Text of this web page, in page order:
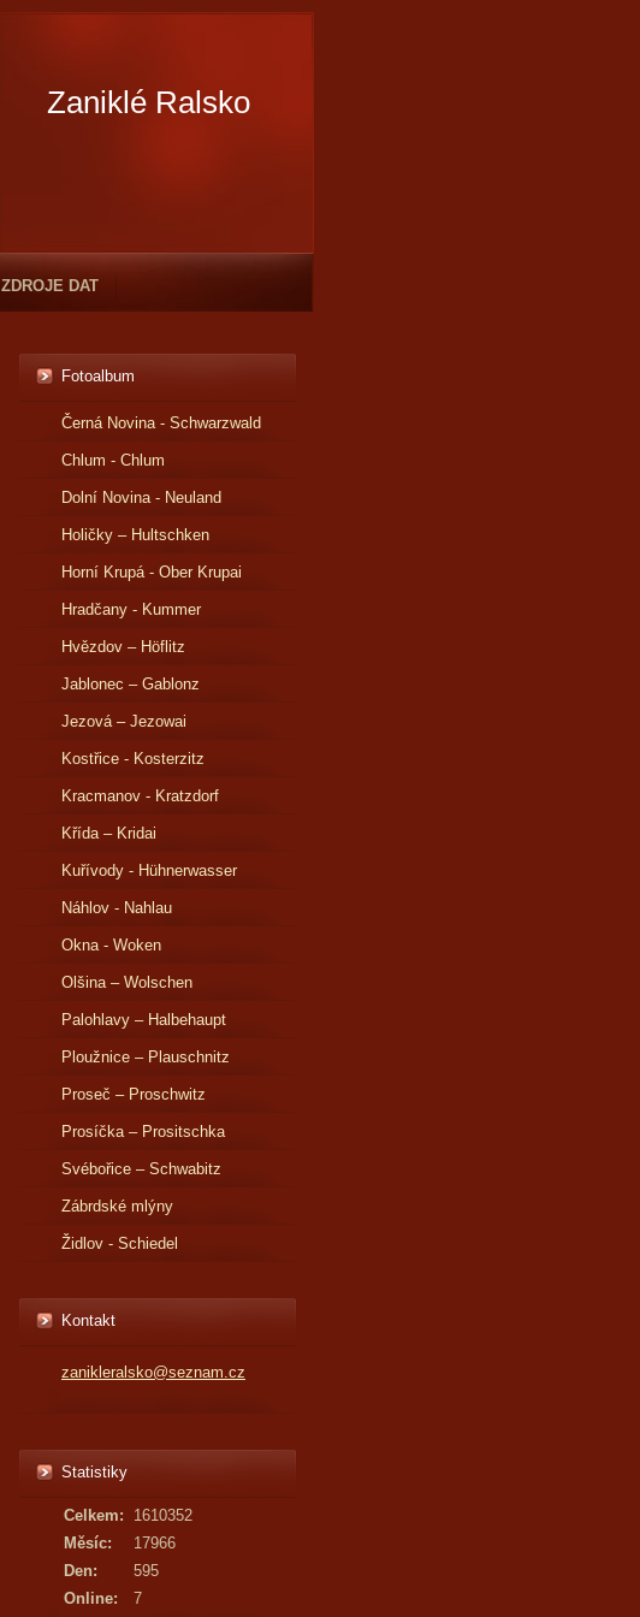
Zaniklé Ralsko
ZDROJE DAT
Fotoalbum
Černá Novina - Schwarzwald
Chlum - Chlum
Dolní Novina - Neuland
Holičky – Hultschken
Horní Krupá - Ober Krupai
Hradčany - Kummer
Hvězdov – Höflitz
Jablonec – Gablonz
Jezová – Jezowai
Kostřice - Kosterzitz
Kracmanov - Kratzdorf
Křída – Kridai
Kuřívody - Hühnerwasser
Náhlov - Nahlau
Okna - Woken
Olšina – Wolschen
Palohlavy – Halbehaupt
Ploužnice – Plauschnitz
Proseč – Proschwitz
Prosíčka – Prositschka
Svébořice – Schwabitz
Zábrdské mlýny
Židlov - Schiedel
Kontakt
zanikleralsko@seznam.cz
Statistiky
Online: 7
Celkem:
1610352
Měsíc:
17966
Den:
595